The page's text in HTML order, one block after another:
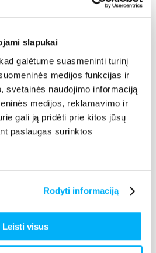
slapukai
galėtume suasmeninti turinį
medijos funkcijas ir
svetainės naudojimo informaciją
medijos, reklamavimo ir
gali ją pridėti prie kitos jūsų
paslaugas surinktos
Rodyti informaciją
Leisti visus
(2,39 €)
19d.
2,99 €)
20d.
(2,29 €)
19d.
(2,39 €
€)
19d.
g. 171, Kaunas (1,99 €)